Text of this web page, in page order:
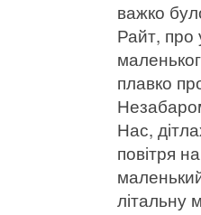
важко
Райт, про
плавко
Нас,
повітря
літальну